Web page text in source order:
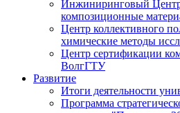
Инжиниринговый
композиционные
Центр коллективного
химические методы
Центр сертификации
ВолгГТУ
Развитие
Итоги деятельности
Программа